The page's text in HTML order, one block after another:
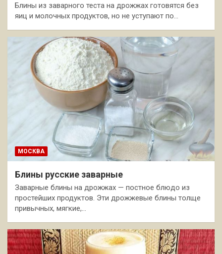
Блины из заварного теста на дрожжах готовятся без
яиц и молочных продуктов, но не уступают по…
МОСКВА
Блины русские заварные
Заварные блины на дрожжах — постное блюдо из
простейших продуктов. Эти дрожжевые блины толще
привычных, мягкие,…